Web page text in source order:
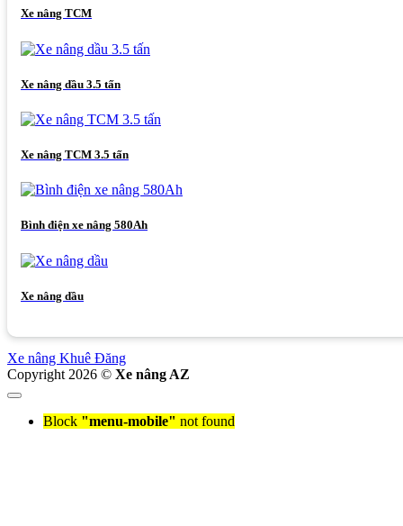
Xe nâng TCM
Xe nâng dầu 3.5 tấn
Xe nâng TCM 3.5 tấn
Bình điện xe nâng 580Ah
Xe nâng dầu
Xe nâng Khuê Đăng
Copyright 2026 © Xe nâng AZ
Block "menu-mobile" not found